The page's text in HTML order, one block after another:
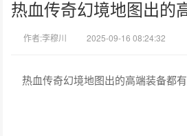
热血传奇幻境地图出的
作者:李穆川 2025-09-16 08:24:32
热血传奇幻境地图出的高端装备都